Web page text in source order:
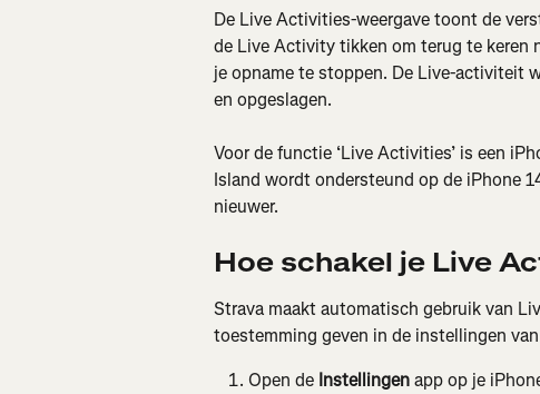
De Live Activities-weergave toont de
de Live Activity tikken om terug te keren
je opname te stoppen. De Live-activiteit
en opgeslagen.
Voor de functie ‘Live Activities’ is een
Island wordt ondersteund op de iPhone
nieuwer.
Hoe schakel je Live
Strava maakt automatisch gebruik van
toestemming geven in de instellingen
Open de Instellingen app op je